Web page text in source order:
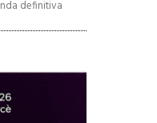
definitiva